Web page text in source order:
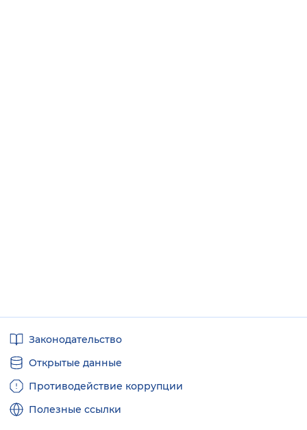
ссылкиЗаконодательство
Открытые данные
Противодействие коррупции
Полезные ссылки